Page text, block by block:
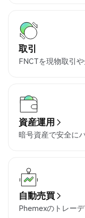
取引
FNCTを現物取引
資産運用
暗号資産で安全に
自動売買
Phemexのトレー